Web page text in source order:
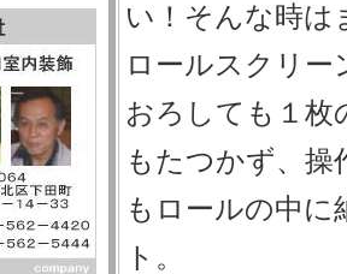
い！そんな時は
ロールスクリー
おろしても１枚
もたつかず、
もロールの中
ト。